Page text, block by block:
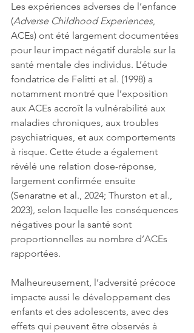
Les expériences adverses de l’enfance
(Adverse Childhood Experiences,
ACEs) ont été largement documentées
pour leur impact négatif durable sur la
santé mentale des individus. L’étude
fondatrice de Felitti et al. (1998) a
notamment montré que l’exposition
aux ACEs accroît la vulnérabilité aux
maladies chroniques, aux troubles
psychiatriques, et aux comportements
à risque. Cette étude a également
révélé une relation dose-réponse,
largement confirmée ensuite
(Senaratne et al., 2024; Thurston et al.,
2023), selon laquelle les conséquences
négatives pour la santé sont
proportionnelles au nombre d’ACEs
rapportées.
Malheureusement, l’adversité précoce
impacte aussi le développement des
enfants et des adolescents, avec des
effets qui peuvent être observés à